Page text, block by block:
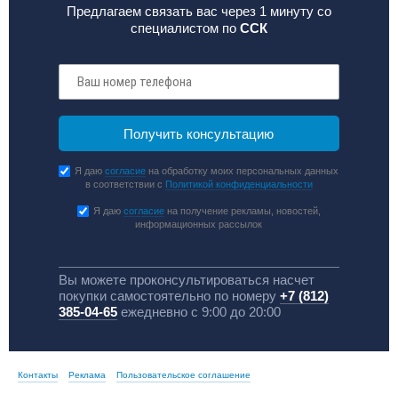
Предлагаем связать вас через 1 минуту со
специалистом по ССК
Я даюсогласие на обработку моих персональных данных
в соответствии с Политикой конфиденциальности
Я даю согласиена получение рекламы, новостей,
информационных рассылок
Вы можете проконсультироваться насчет
покупки самостоятельно по номеру +7 (812)
385-04-65ежедневно с 9:00 до 20:00
Контакты Реклама Пользовательское соглашение